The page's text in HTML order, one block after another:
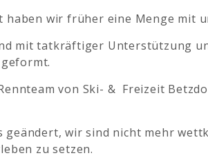
wir früher eine Menge mit
mit tatkräftiger Unterstützung
von Ski- & Freizeit
geändert, wir sind nicht mehr
zu setzen.